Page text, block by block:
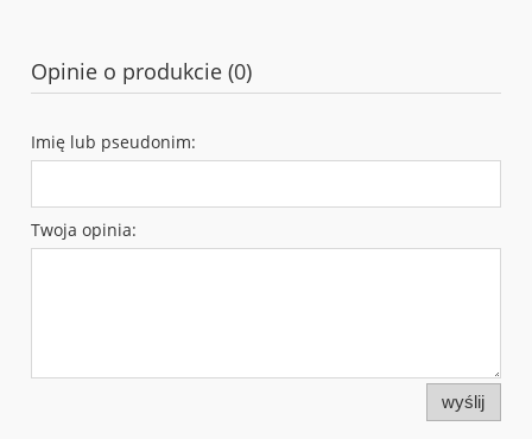
Opinie o produkcie (0)
Imię lub pseudonim:
Twoja opinia:
wyślij